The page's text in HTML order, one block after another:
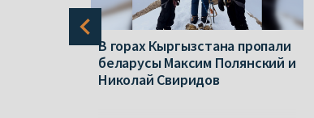
В горах Кыргызстана пропали
беларусы Максим Полянский и
Николай Свиридов